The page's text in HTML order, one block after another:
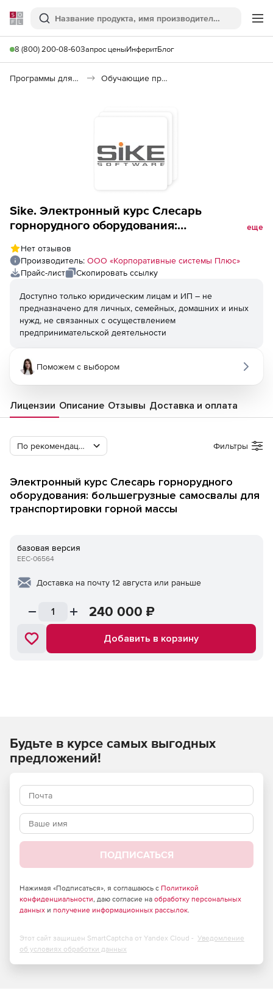
Softline
Поиск
8 (800) 200-08-60Запрос ценыИнферитБлог
Программы для образования и науки Обучающие программы
Sike. Электронный курс Слесарь
горнорудного оборудования:
транспортировки горной массы
еще
Нет отзывов
Производитель: ООО «Корпоративные системы Плюс»
Прайс-лист
Скопировать ссылку
Доступно только юридическим лицам и ИП – не
предназначено для личных, семейных, домашних и иных
нужд, не связанных с осуществлением
предпринимательской деятельности
Поможем с выбором
Лицензии Описание Отзывы Доставка и оплата
По рекомендации Softline Фильтры
Электронный курс Слесарь горнорудного
оборудования: большегрузные самосвалы для
транспортировки горной массы
базовая версия
EEC-06564
Доставка на почту 12 августа или раньше
240 000 ₽
Добавить в корзину
Будьте в курсе самых выгодных
предложений!
ПОДПИСАТЬСЯ
Нажимая «Подписаться», я соглашаюсь с Политикой
конфиденциальности, даю согласие на обработку персональных
данных и получение информационных рассылок.
Этот сайт защищен SmartCaptcha от Yandex Cloud - Уведомление
об условиях обработки данных